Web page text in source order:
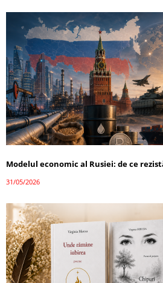
Modelul economic al Rusiei: de ce
31/05/2026